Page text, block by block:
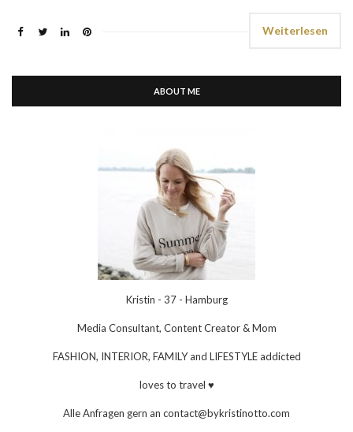
Weiterlesen
ABOUT ME
Kristin - 37 - Hamburg
Media Consultant, Content Creator & Mom
FASHION, INTERIOR, FAMILY and LIFESTYLE addicted
loves to travel ♥
Alle Anfragen gern an contact@bykristinotto.com